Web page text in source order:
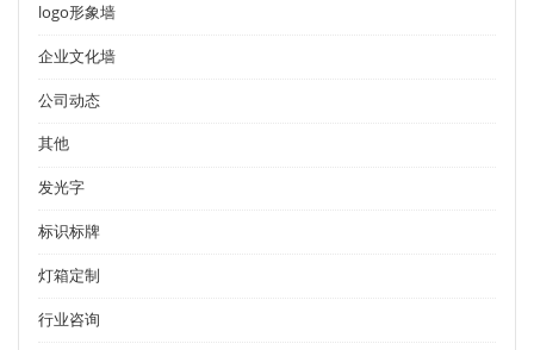
logo形象墙
企业文化墙
公司动态
其他
发光字
标识标牌
灯箱定制
行业咨询